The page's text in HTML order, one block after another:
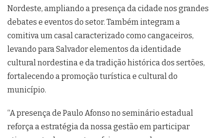
Nordeste, ampliando a presença da cidade nos grandes
debates e eventos do setor. Também integram a
comitiva um casal caracterizado como cangaceiros,
levando para Salvador elementos da identidade
cultural nordestina e da tradição histórica dos sertões,
fortalecendo a promoção turística e cultural do
município.
“A presença de Paulo Afonso no seminário estadual
reforça a estratégia da nossa gestão em participar